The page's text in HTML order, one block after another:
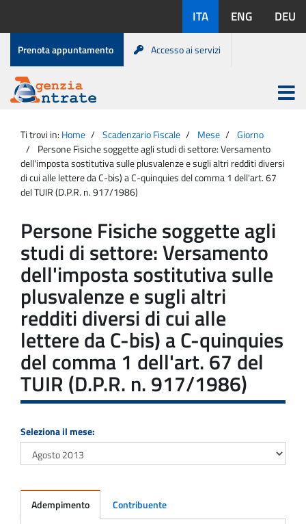
contenuto
disponibili:
ITA ENG DEU
Menu
di
servizio
Prenota appuntamento Accesso ai servizi
Agenzia
Entrate
Apri
menu
principale
Ti trovi in: Home Scadenzario Fiscale Mese
Giorno
Persone Fisiche soggette agli studi di settore: Versamento
dell'imposta sostitutiva sulle plusvalenze e sugli altri redditi diversi
di cui alle lettere da C-bis) a C-quinquies del comma 1 dell'art. 67
del TUIR (D.P.R. n. 917/1986)
Persone Fisiche soggette agli
studi di settore: Versamento
dell'imposta sostitutiva sulle
plusvalenze e sugli altri
redditi diversi di cui alle
lettere da C-bis) a C-quinquies
del comma 1 dell'art. 67 del
TUIR (D.P.R. n. 917/1986)
Seleziona il mese:
Adempimento Contribuente